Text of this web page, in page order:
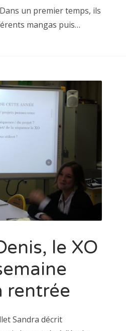
un premier temps, ils
mangas puis…
le XO
rentrée
Sandra décrit